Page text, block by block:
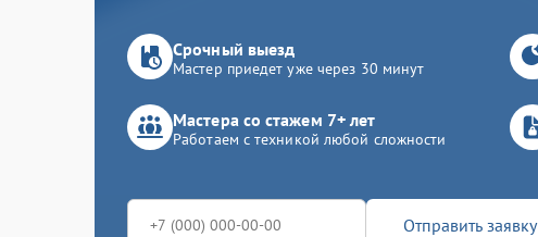
Срочный выезд
Мастер приедет уже через 30 минут
Мастера со стажем 7+ лет
Работаем с техникой любой сложности
Отправить заявку